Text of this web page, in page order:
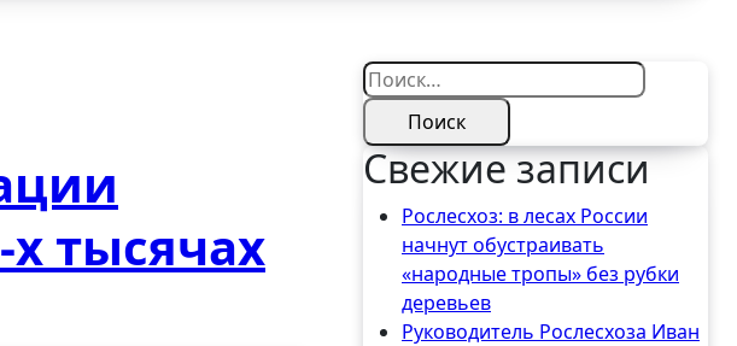
х тысячах
Найти:
Свежие записи
Рослесхоз: в лесах России
начнут обустраивать
«народные тропы» без рубки
деревьев
Руководитель Рослесхоза Иван